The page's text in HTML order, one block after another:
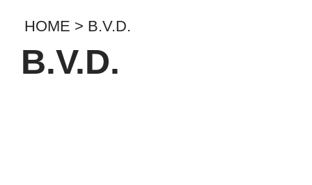
HOME B.V.D.
B.V.D.